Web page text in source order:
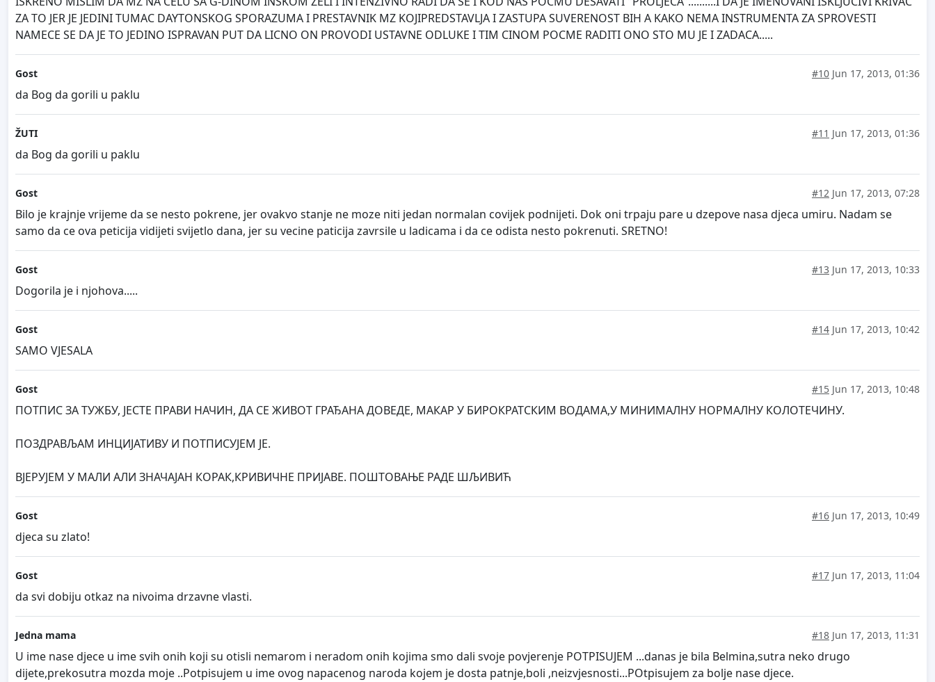
ZA TO JER JE JEDINI TUMAC DAYTONSKOG SPORAZUMA I PRESTAVNIK MZ KOJIPREDSTAVLJA I ZASTUPA SUVERENOST BIH A KAKO NEMA INSTRUMENTA ZA SPROVESTI
NAMECE SE DA JE TO JEDINO ISPRAVAN PUT DA LICNO ON PROVODI USTAVNE ODLUKE I TIM CINOM POCME RADITI ONO STO MU JE I ZADACA.....
Gost #10 Jun 17, 2013, 01:36
da Bog da gorili u paklu
ŽUTI #11 Jun 17, 2013, 01:36
da Bog da gorili u paklu
Gost #12 Jun 17, 2013, 07:28
Bilo je krajnje vrijeme da se nesto pokrene, jer ovakvo stanje ne moze niti jedan normalan covijek podnijeti. Dok oni trpaju pare u dzepove nasa djeca umiru. Nadam se
samo da ce ova peticija vidijeti svijetlo dana, jer su vecine paticija zavrsile u ladicama i da ce odista nesto pokrenuti. SRETNO!
Gost #13 Jun 17, 2013, 10:33
Dogorila je i njohova.....
Gost #14 Jun 17, 2013, 10:42
SAMO VJESALA
Gost #15 Jun 17, 2013, 10:48
ПОТПИС ЗА ТУЖБУ, ЈЕСТЕ ПРАВИ НАЧИН, ДА СЕ ЖИВОТ ГРАЂАНА ДОВЕДЕ, МАКАР У БИРОКРАТСКИМ ВОДАМА,У МИНИМАЛНУ НОРМАЛНУ КОЛОТЕЧИНУ.
ПОЗДРАВЉАМ ИНЦИЈАТИВУ И ПОТПИСУЈЕМ ЈЕ.
ВЈЕРУЈЕМ У МАЛИ АЛИ ЗНАЧАЈАН КОРАК,КРИВИЧНЕ ПРИЈАВЕ. ПОШТОВАЊЕ РАДЕ ШЉИВИЋ
Gost #16 Jun 17, 2013, 10:49
djeca su zlato!
Gost #17 Jun 17, 2013, 11:04
da svi dobiju otkaz na nivoima drzavne vlasti.
Jedna mama #18 Jun 17, 2013, 11:31
U ime nase djece u ime svih onih koji su otisli nemarom i neradom onih kojima smo dali svoje povjerenje POTPISUJEM ...danas je bila Belmina,sutra neko drugo
dijete,prekosutra mozda moje ..Potpisujem u ime ovog napacenog naroda kojem je dosta patnje,boli ,neizvjesnosti...POtpisujem za bolje nase djece.